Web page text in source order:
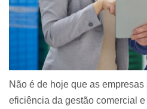
Não é de hoje que as
eficiência da gestão comercial